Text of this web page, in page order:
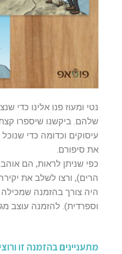
נטי ומעוז פנו אלינו כדי
שלהם. ביקשנו שיספרו
עיסוקים וכדומה כדי
את סיפורם.
כפי שניתן לראות, הם
הרים), ורצו לשלב את
וספרדית). להזמנה עוצב
מתעניינים בהזמנה זו